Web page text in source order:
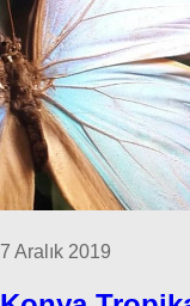
7 Aralık 2019